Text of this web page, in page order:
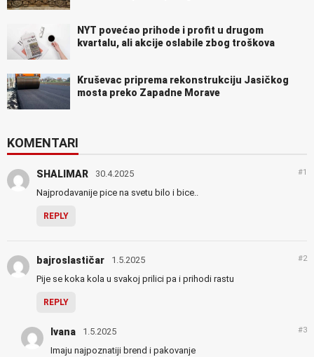
NYT povećao prihode i profit u drugom
kvartalu, ali akcije oslabile zbog troškova
Kruševac priprema rekonstrukciju Jasičkog
mosta preko Zapadne Morave
KOMENTARI
SHALIMAR 30.4.2025 #1
Najprodavanije pice na svetu bilo i bice..
REPLY
bajroslastičar 1.5.2025 #2
Pije se koka kola u svakoj prilici pa i prihodi rastu
REPLY
Ivana 1.5.2025 #3
Imaju najpoznatiji brend i pakovanje